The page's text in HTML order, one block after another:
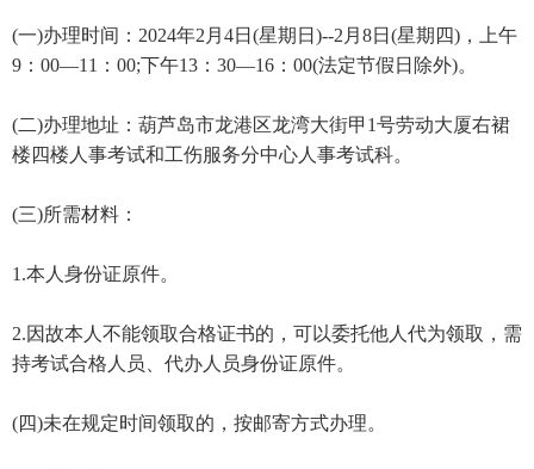
(一)办理时间：2024年2月4日(星期日)--2月8日(星期四)，上午
9：00—11：00;下午13：30—16：00(法定节假日除外)。
(二)办理地址：葫芦岛市龙港区龙湾大街甲1号劳动大厦右裙
楼四楼人事考试和工伤服务分中心人事考试科。
(三)所需材料：
1.本人身份证原件。
2.因故本人不能领取合格证书的，可以委托他人代为领取，需
持考试合格人员、代办人员身份证原件。
(四)未在规定时间领取的，按邮寄方式办理。